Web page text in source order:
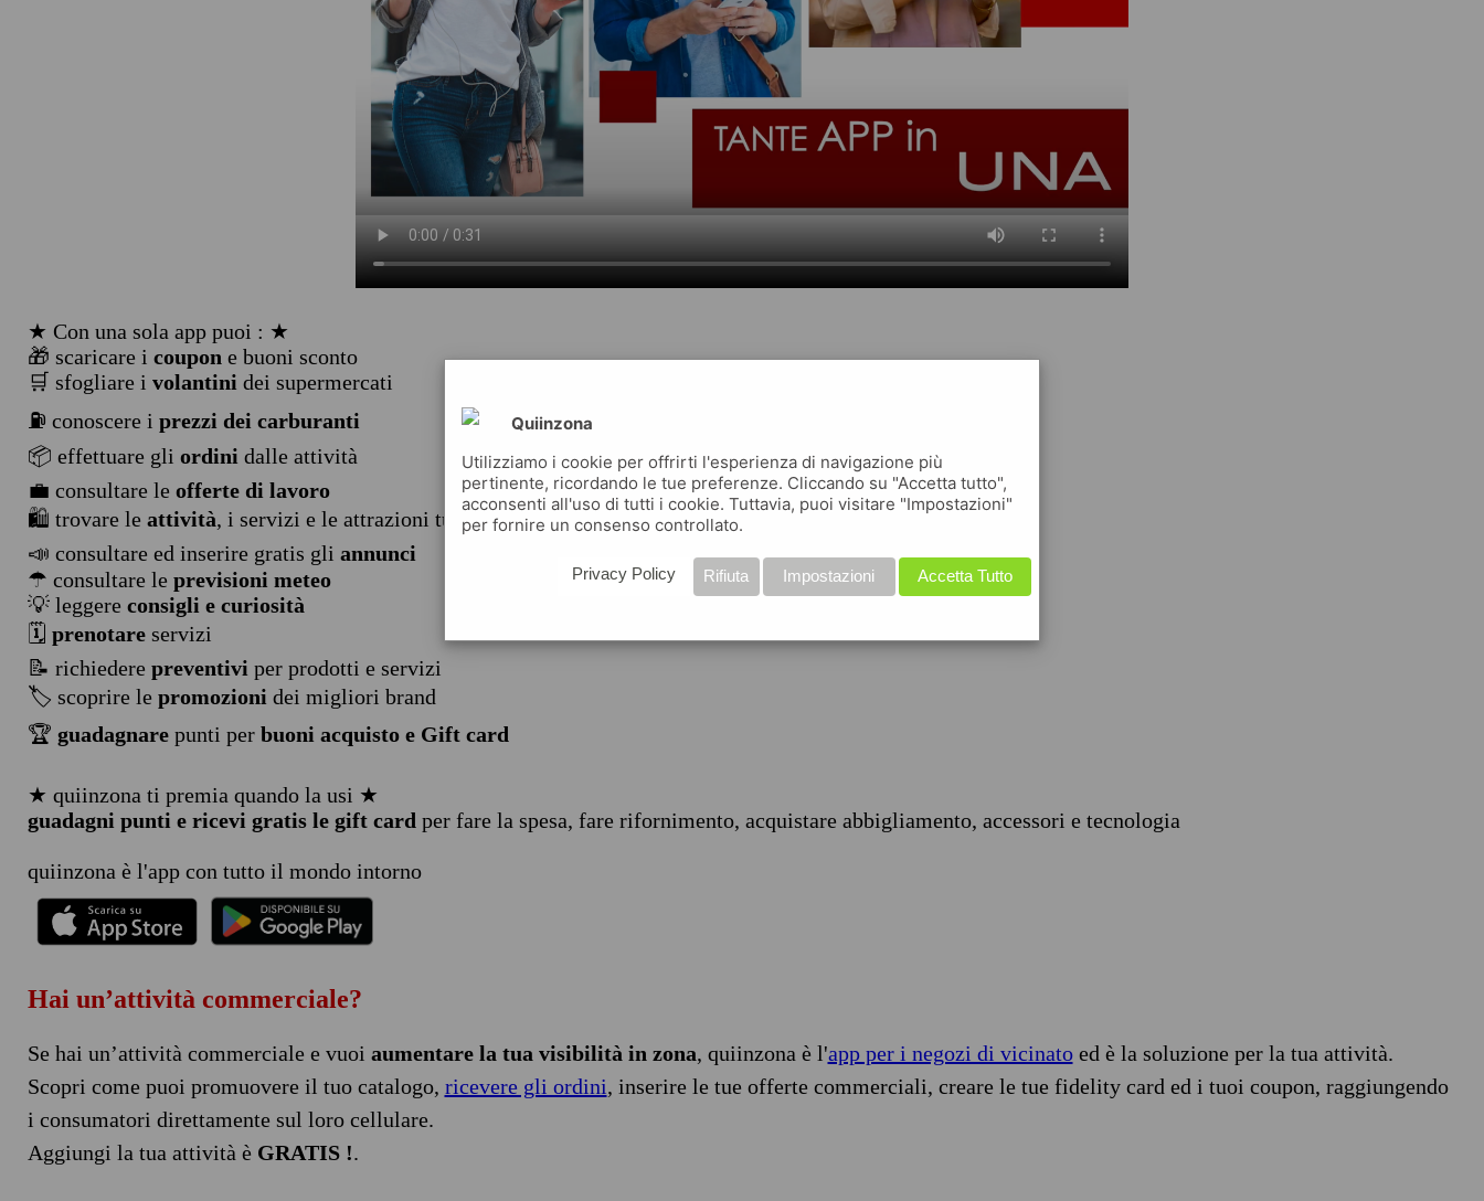
★ Con una sola app puoi : ★
🎁 scaricare i coupon e buoni sconto
🛒 sfogliare i volantini dei supermercati
⛽ conoscere i prezzi dei carburanti
📦 effettuare gli ordini dalle attività
💼 consultare le offerte di lavoro
🛍️ trovare le attività, i servizi e le attrazioni turistiche
📣 consultare ed inserire gratis gli annunci
☂ consultare le previsioni meteo
💡 leggere consigli e curiosità
🗓️ prenotareservizi
📝 richiedere preventivi per prodotti e servizi
🏷️ scoprire le promozioni dei migliori brand
🏆 guadagnarepunti per buoni acquisto e Gift card
★ quiinzona ti premia quando la usi ★
guadagni punti e ricevi gratis le gift card per fare la spesa, fare rifornimento, acquistare abbigliamento, accessori e tecnologia
quiinzona è l'app con tutto il mondo intorno
Hai un’attività commerciale?
Se hai un’attività commerciale e vuoi aumentare la tua visibilità in zona, quiinzona è l'app per i negozi di vicinatoed è la soluzione per la tua attività.
Scopri come puoi promuovere il tuo catalogo, ricevere gli ordini, inserire le tue offerte commerciali, creare le tue fidelity card ed i tuoi coupon, raggiungendo
i consumatori direttamente sul loro cellulare.
Aggiungi la tua attività è GRATIS !.
Quiinzona
Utilizziamo i cookie per offrirti l'esperienza di navigazione più
pertinente, ricordando le tue preferenze. Cliccando su "Accetta tutto",
acconsenti all'uso di tutti i cookie. Tuttavia, puoi visitare "Impostazioni"
per fornire un consenso controllato.
Accetta Tutto
Impostazioni
Rifiuta
Privacy Policy